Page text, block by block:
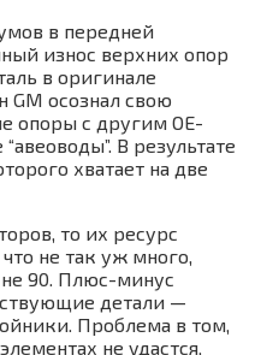
в передней
износ верхних опор
в оригинале
GM осознал свою
опоры с другим ОЕ-
В результате
хватает на две
то их ресурс
не так уж много,
не 90. Плюс-минус
детали —
Проблема в том,
не удастся,